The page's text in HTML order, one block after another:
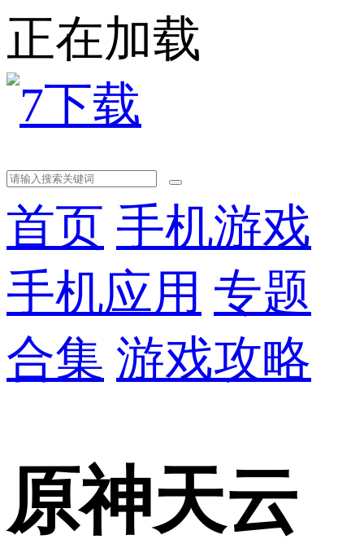
正在加载
首页 手机游戏
手机应用 专题
合集 游戏攻略
原神天云